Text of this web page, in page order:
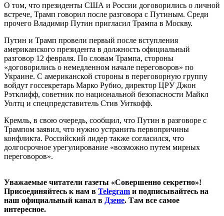
О том, что президенты США и России договорились о личной
встрече, Трамп говорил после разговора с Путиным. Среди
прочего Владимир Путин пригласил Трампа в Москву.
Путин и Трамп провели первый после вступления
американского президента в должность официальный
разговор 12 февраля. По словам Трампа, стороны
«договорились о немедленном начале переговоров» по
Украине. С американской стороны в переговорную группу
войдут госсекретарь Марко Рубио, директор ЦРУ Джон
Рэтклифф, советник по национальной безопасности Майкл
Уолтц и спецпредставитель Стив Уиткофф.
Кремль, в свою очередь, сообщил, что Путин в разговоре с
Трампом заявил, что нужно устранить первопричины
конфликта. Российский лидер также согласился, что
долгосрочное урегулирование «возможно путем мирных
переговоров».
Уважаемые читатели газеты «Совершенно секретно»!
Присоединяйтесь к нам в Telegram и подписывайтесь на
наш официальный канал в Дзене. Там все самое
интересное.